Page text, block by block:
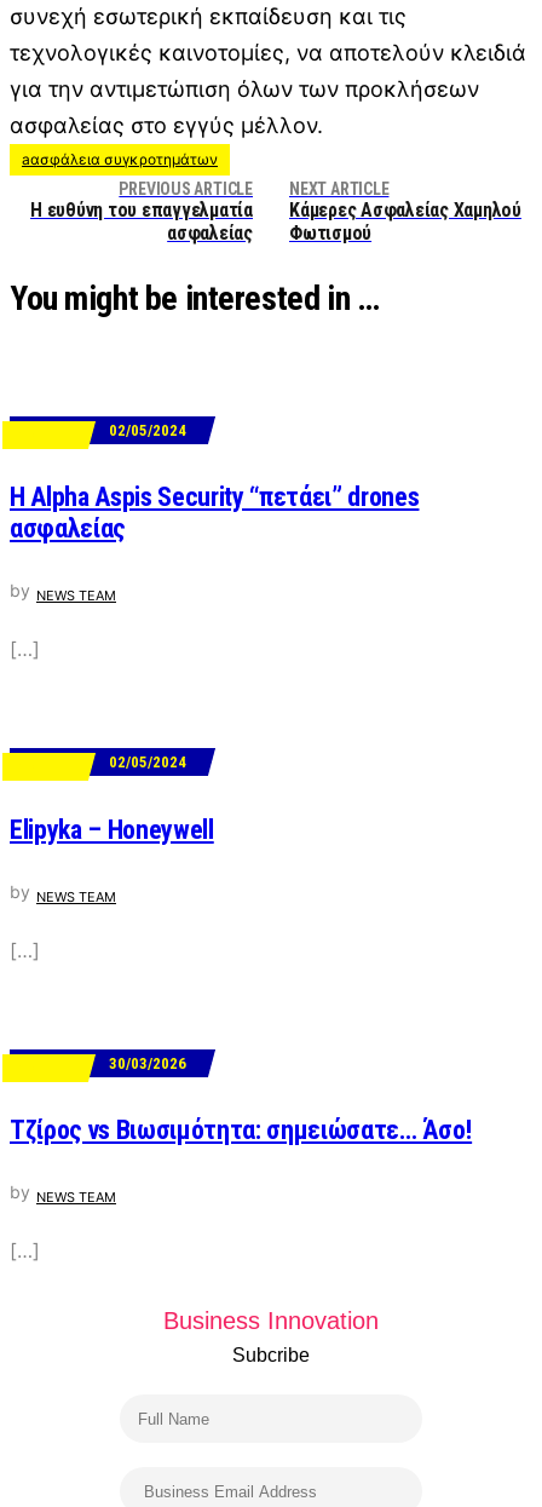
συνεχή εσωτερική εκπαίδευση και τις
τεχνολογικές καινοτομίες, να αποτελούν κλειδιά
για την αντιμετώπιση όλων των προκλήσεων
ασφαλείας στο εγγύς μέλλον.
aασφάλεια συγκροτημάτων
PREVIOUS ARTICLE
Η ευθύνη του επαγγελματία
ασφαλείας
NEXT ARTICLE
Κάμερες Ασφαλείας Χαμηλού
Φωτισμού
You might be interested in …
02/05/2024
Η Alpha Aspis Security “πετάει” drones
ασφαλείας
by NEWS TEAM
[…]
02/05/2024
Elipyka – Honeywell
by NEWS TEAM
[…]
30/03/2026
Τζίρος vs Βιωσιμότητα: σημειώσατε… Άσο!
by NEWS TEAM
[…]
Business Innovation
Subcribe